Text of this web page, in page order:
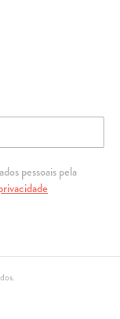
pessoais pela